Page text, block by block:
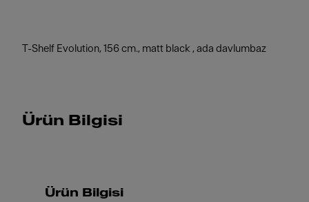
T-Shelf Evolution, 156 cm., matt black , ada davlumbaz
Ürün Bilgisi
Ürün Bilgisi